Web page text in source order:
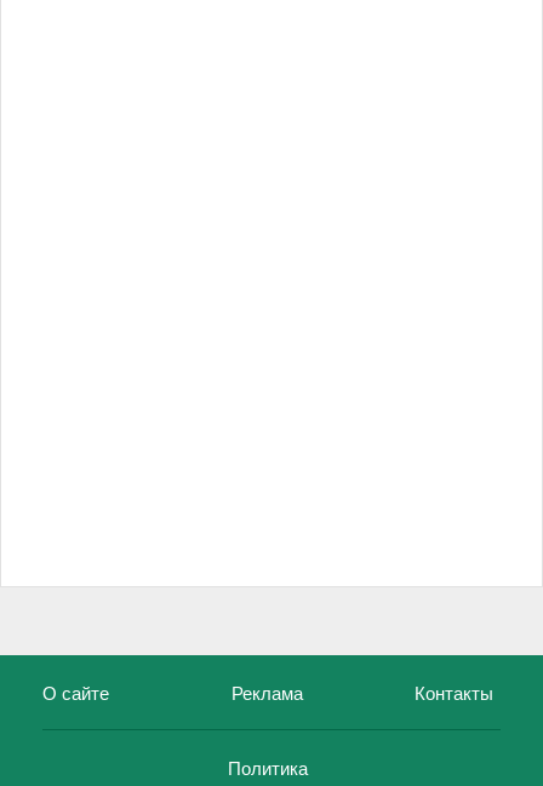
О сайте Реклама Контакты
Политика